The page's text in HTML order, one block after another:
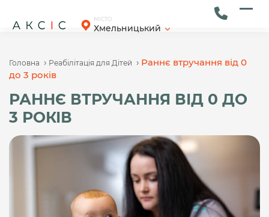
content
МІСТО
Хмельницький
Головна › Реабілітація для Дітей › Раннє втручання від 0
до 3 років
РАННЄ ВТРУЧАННЯ ВІД 0 ДО
3 РОКІВ